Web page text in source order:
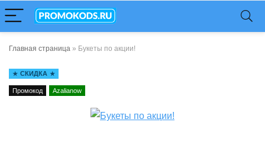
Главная страница » Букеты по акции!
СКИДКА
Промокод Azalianow